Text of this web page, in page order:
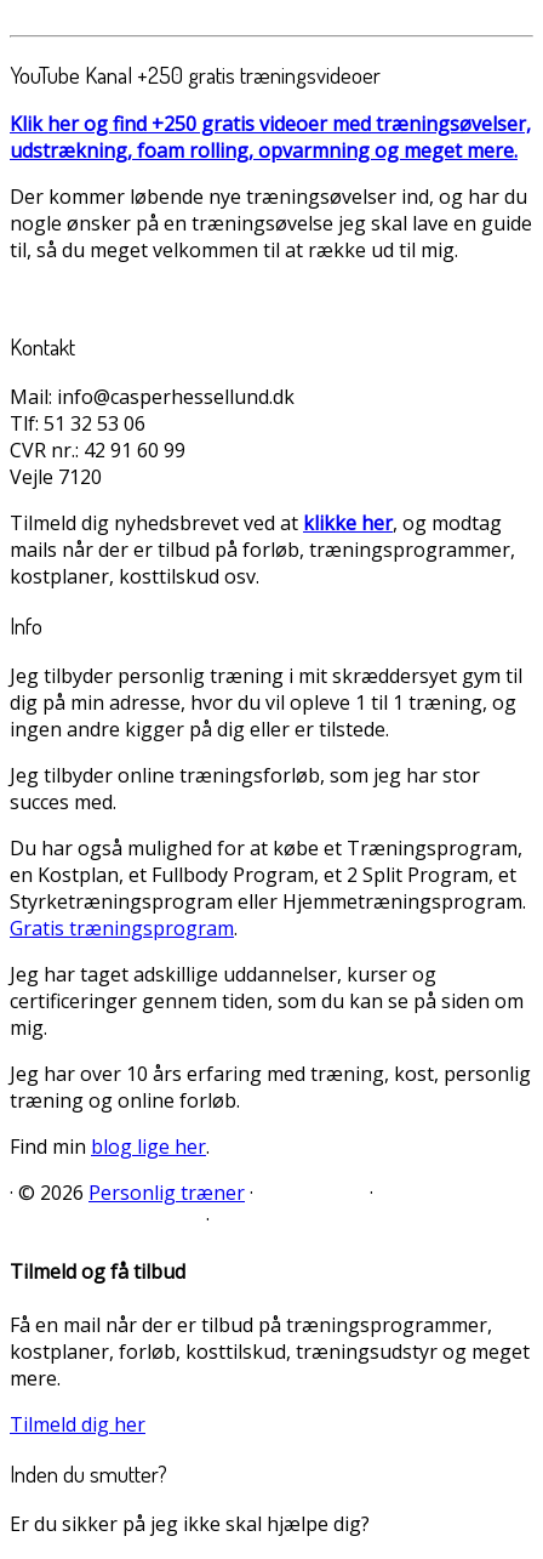
YouTube Kanal +250 gratis træningsvideoer
Klik her og find +250 gratis videoer med træningsøvelser,
udstrækning, foam rolling, opvarmning og meget mere.
Der kommer løbende nye træningsøvelser ind, og har du
nogle ønsker på en træningsøvelse jeg skal lave en guide
til, så du meget velkommen til at række ud til mig.
Kontakt
Mail: info@casperhessellund.dk
Tlf: 51 32 53 06
CVR nr.: 42 91 60 99
Vejle 7120
Tilmeld dig nyhedsbrevet ved at klikke her, og modtag
mails når der er tilbud på forløb, træningsprogrammer,
kostplaner, kosttilskud osv.
Info
Jeg tilbyder personlig træning i mit skræddersyet gym til
dig på min adresse, hvor du vil opleve 1 til 1 træning, og
ingen andre kigger på dig eller er tilstede.
Jeg tilbyder online træningsforløb, som jeg har stor
succes med.
Du har også mulighed for at købe et Træningsprogram,
en Kostplan, et Fullbody Program, et 2 Split Program, et
Styrketræningsprogram eller Hjemmetræningsprogram.
Gratis træningsprogram.
Jeg har taget adskillige uddannelser, kurser og
certificeringer gennem tiden, som du kan se på siden om
mig.
Jeg har over 10 års erfaring med træning, kost, personlig
træning og online forløb.
Find min blog lige her.
· © 2026 Personlig træner·
·
·
Tilmeld og få tilbud
Få en mail når der er tilbud på træningsprogrammer,
kostplaner, forløb, kosttilskud, træningsudstyr og meget
mere.
Tilmeld dig her
Inden du smutter?
Er du sikker på jeg ikke skal hjælpe dig?